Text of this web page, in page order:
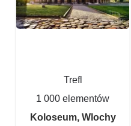
Trefl
1 000 elementów
Koloseum, Wlochy